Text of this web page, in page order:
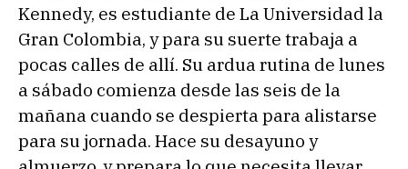
Kennedy, es estudiante de La Universidad la
Gran Colombia, y para su suerte trabaja a
pocas calles de allí. Su ardua rutina de lunes
a sábado comienza desde las seis de la
mañana cuando se despierta para alistarse
para su jornada. Hace su desayuno y